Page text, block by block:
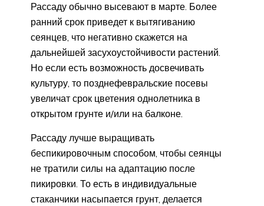
Рассаду обычно высевают в марте. Более
ранний срок приведет к вытягиванию
сеянцев, что негативно скажется на
дальнейшей засухоустойчивости растений.
Но если есть возможность досвечивать
культуру, то позднефевральские посевы
увеличат срок цветения однолетника в
открытом грунте и/или на балконе.
Рассаду лучше выращивать
беспикировочным способом, чтобы сеянцы
не тратили силы на адаптацию после
пикировки. То есть в индивидуальные
стаканчики насыпается грунт, делается